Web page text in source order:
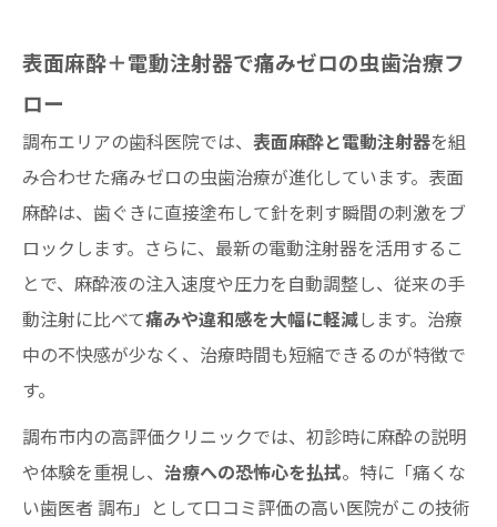
表面麻酔＋電動注射器で痛みゼロの虫歯治療フ
ロー
調布エリアの歯科医院では、 表面麻酔と電動注射器を組
み合わせた痛みゼロの虫歯治療が進化しています。表面
麻酔は、歯ぐきに直接塗布して針を刺す瞬間の刺激をブ
ロックします。さらに、最新の電動注射器を活用するこ
とで、麻酔液の注入速度や圧力を自動調整し、従来の手
動注射に比べて痛みや違和感を大幅に軽減します。治療
中の不快感が少なく、治療時間も短縮できるのが特徴で
す。
調布市内の高評価クリニックでは、初診時に麻酔の説明
や体験を重視し、 治療への恐怖心を払拭。特に「痛くな
い歯医者 調布」として口コミ評価の高い医院がこの技術